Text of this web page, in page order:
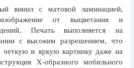
винил с матовой ламинацией,
от выцветания и
Печать выполняется на
с высоким разрешением, что
четкую и яркую картинку даже на
X-образного мобильного